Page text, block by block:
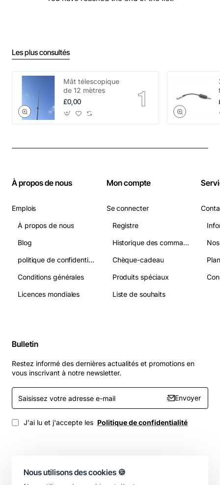
Nous utilisons des cookies 🍪
Les plus consultés
Mât télescopique
de 12 mètres
£0,00
À propos de nous
Emplois
À propos de nous
Blog
politique de confidentialité
Conditions générales
Licences mondiales
Mon compte
Se connecter
Registre
Historique des commandes
Chèque-cadeau
Produits spéciaux
Liste de souhaits
Bulletin
Restez informé des dernières actualités et promotions en
vous inscrivant à notre newsletter.
Saisissez
votre
adresse
e-
mail
Envoyer
J'ai lu et j'accepte les Politique de confidentialité
Copyright © 2025, Votre boutique, Tous droits réservés.